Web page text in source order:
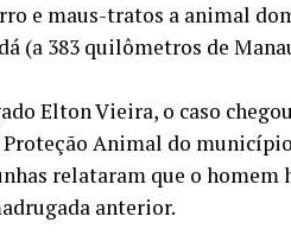
e maus-tratos a animal
(a 383 quilômetros de
Elton Vieira, o caso
Animal do
relataram que o
anterior.